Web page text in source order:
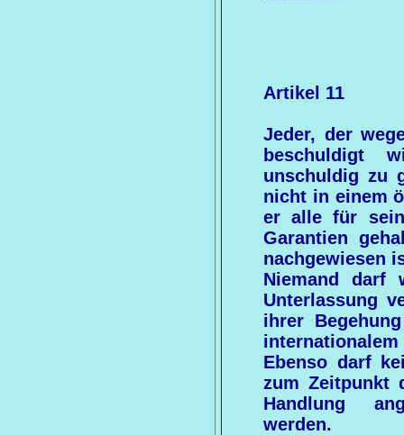
Artikel 11
Jeder, der
beschuldigt
unschuldig zu
nicht in einem
er alle für
Garantien
nachgewiesen
Niemand darf
Unterlassung
ihrer
Ebenso darf
zum Zeitpunkt
Handlung
werden.